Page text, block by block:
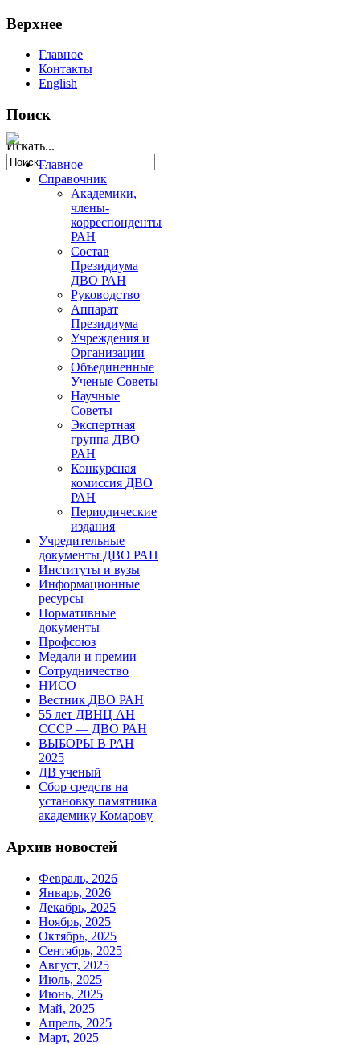
Верхнее
Главное
Контакты
English
Поиск
Искать...
Главное
Справочник
Академики,
члены-
корреспонденты
РАН
Состав
Президиума
ДВО РАН
Руководство
Аппарат
Президиума
Учреждения и
Организации
Объединенные
Ученые Советы
Научные
Советы
Экспертная
группа ДВО
РАН
Конкурсная
комиссия ДВО
РАН
Периодические
издания
Учредительные
документы ДВО РАН
Институты и вузы
Информационные
ресурсы
Нормативные
документы
Профсоюз
Медали и премии
Сотрудничество
НИСО
Вестник ДВО РАН
55 лет ДВНЦ АН
СССР — ДВО РАН
ВЫБОРЫ В РАН
2025
ДВ ученый
Сбор средств на
установку памятника
академику Комарову
Архив новостей
Февраль, 2026
Январь, 2026
Декабрь, 2025
Ноябрь, 2025
Октябрь, 2025
Сентябрь, 2025
Август, 2025
Июль, 2025
Июнь, 2025
Май, 2025
Апрель, 2025
Март, 2025